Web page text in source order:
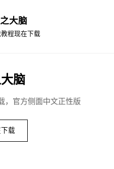
大脑
程现在下载
脑
，官方侧面中文正性版
载